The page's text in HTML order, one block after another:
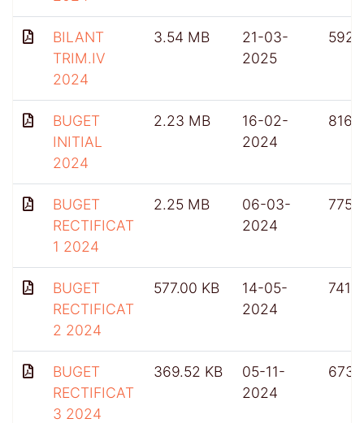
BILANT
TRIM.IV
2024
3.54 MB
21-03-
2025
592
BUGET
INITIAL
2024
2.23 MB
16-02-
2024
816
BUGET
RECTIFICAT
1 2024
2.25 MB
06-03-
2024
775
BUGET
RECTIFICAT
2 2024
577.00 KB
14-05-
2024
741
BUGET
RECTIFICAT
3 2024
369.52 KB
05-11-
2024
673